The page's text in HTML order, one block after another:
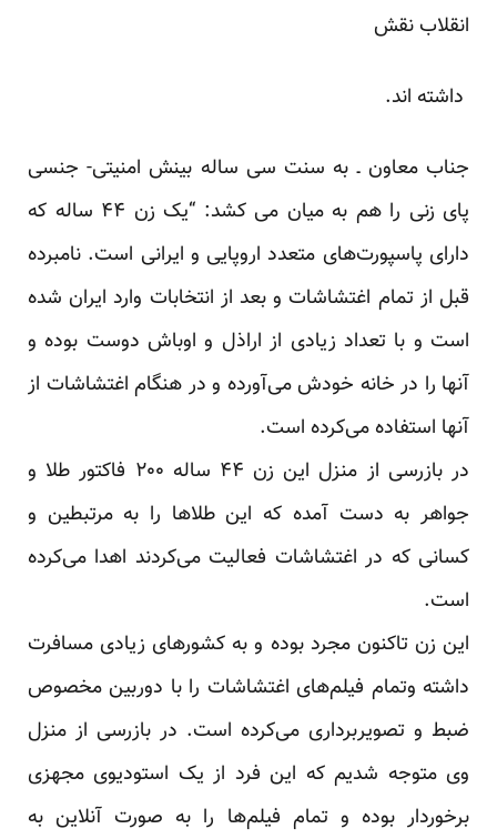
انقلاب نقش
داشته اند.
جناب معاون ـ به سنت سی ساله بینش امنیتی- جنسی
پای زنی را هم به میان می کشد: “یک زن ۴۴ ساله که
دارای پاسپورت‌های متعدد اروپایی و ایرانی است. نامبرده
قبل از تمام اغتشاشات و بعد از انتخابات وارد ایران شده
است و با تعداد زیادی از اراذل و اوباش دوست بوده و
آنها را در خانه خودش می‌آورده و در هنگام اغتشاشات از
آنها استفاده می‌کرده است.
در بازرسی از منزل این زن ۴۴ ساله ۲۰۰ فاکتور طلا و
جواهر به دست آمده که این طلاها را به مرتبطین و
کسانی که در اغتشاشات فعالیت می‌کردند اهدا می‌کرده
است.
این زن تاکنون مجرد بوده و به کشورهای زیادی مسافرت
داشته وتمام فیلم‌های اغتشاشات را با دوربین مخصوص
ضبط و تصویربرداری می‌کرده است. در بازرسی از منزل
وی متوجه شدیم که این فرد از یک استودیوی مجهزی
برخوردار بوده و تمام فیلم‌ها را به صورت آنلاین به